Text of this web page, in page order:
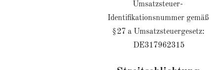
Umsatzsteuer-
Identifikationsnummer gemäß
§27 a Umsatzsteuergesetz:
DE317962315